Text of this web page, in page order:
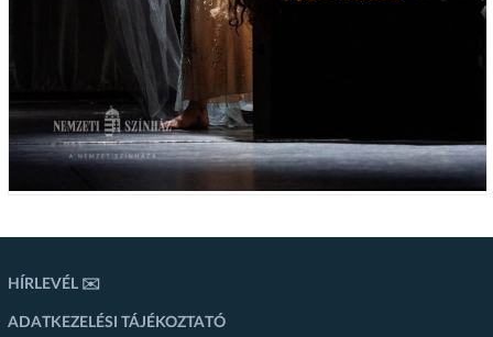
HÍRLEVÉL ✉️
ADATKEZELÉSI TÁJÉKOZTATÓ